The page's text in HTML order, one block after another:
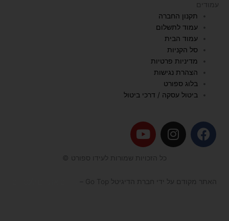
עמודים
תקנון החברה
עמוד לתשלום
עמוד הבית
סל הקניות
מדיניות פרטיות
הצהרת נגישות
בלוג ספורט
ביטול עסקה / דרכי ביטול
F
a
b
I
n
a
Y
o
u
u
כל הזכויות שמורות לעידו ספורט ©
האתר מקודם על ידי חברת הדיגיטל Go Top –